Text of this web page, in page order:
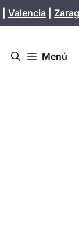
Valencia
Menú